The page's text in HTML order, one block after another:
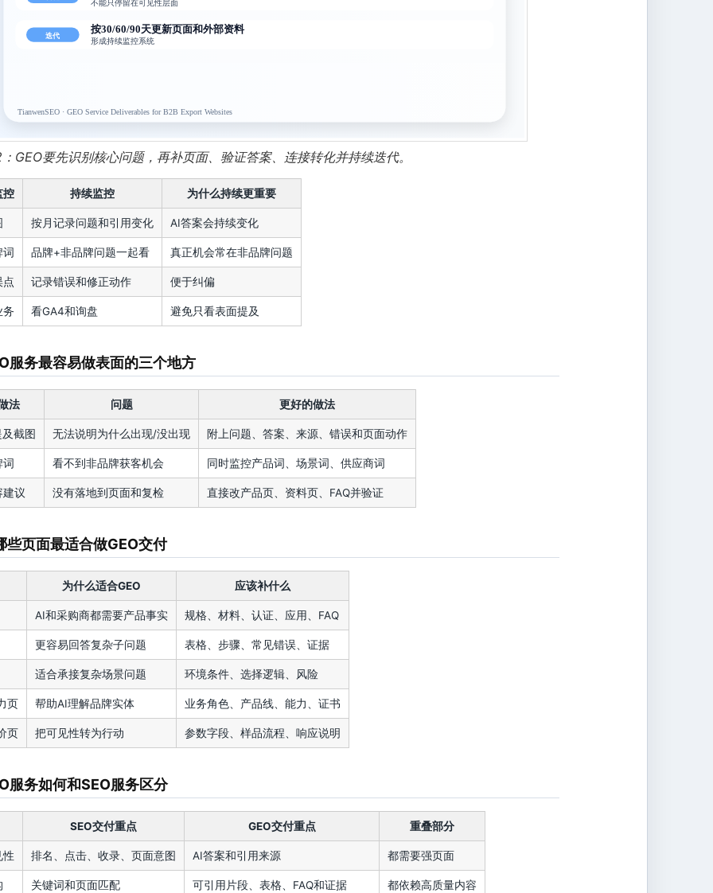
GEO要先识别核心问题，再补页面、验证答案、连接转化并持续迭代。
控 持续监控 为什么持续更重要
按月记录问题和引用变化 AI答案会持续变化
词 品牌+非品牌问题一起看 真正机会常在非品牌问题
点 记录错误和修正动作 便于纠偏
务 看GA4和询盘 避免只看表面提及
服务最容易做表面的三个地方
法 问题 更好的做法
截图 无法说明为什么出现/没出现 附上问题、答案、来源、错误和页面动作
词 看不到非品牌获客机会 同时监控产品词、场景词、供应商词
建议 没有落地到页面和复检 直接改产品页、资料页、FAQ并验证
些页面最适合做GEO交付
为什么适合GEO 应该补什么
AI和采购商都需要产品事实 规格、材料、认证、应用、FAQ
更容易回答复杂子问题 表格、步骤、常见错误、证据
适合承接复杂场景问题 环境条件、选择逻辑、风险
页 帮助AI理解品牌实体 业务角色、产品线、能力、证书
页 把可见性转为行动 参数字段、样品流程、响应说明
服务如何和SEO服务区分
SEO交付重点 GEO交付重点 重叠部分
性 排名、点击、收录、页面意图 AI答案和引用来源 都需要强页面
关键词和页面匹配 可引用片段、表格、FAQ和证据 都依赖高质量内容